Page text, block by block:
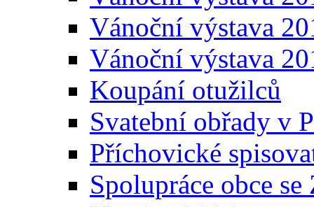
Vánoční výstava
Vánoční výstava
Koupání otužilců
Svatební obřady v
Příchovické
Spolupráce obce